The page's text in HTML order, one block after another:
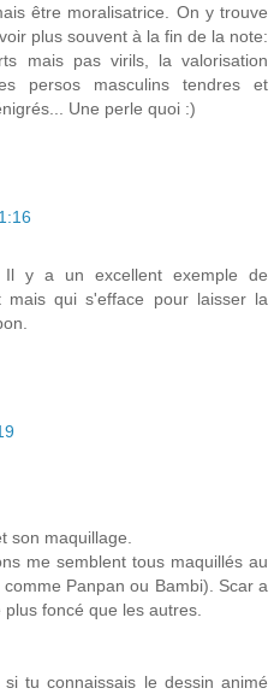
être moralisatrice. On y trouve
plus souvent à la fin de la note:
mais pas virils, la valorisation
persos masculins tendres et
Une perle quoi :)
y a un excellent exemple de
mais qui s'efface pour laisser la
son maquillage.
me semblent tous maquillés au
Panpan ou Bambi). Scar a
foncé que les autres.
tu connaissais le dessin animé